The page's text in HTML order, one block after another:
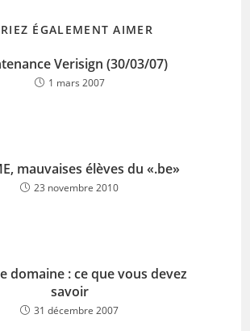
ÉGALEMENT AIMER
Verisign (30/03/07)
1 mars 2007
mauvaises élèves du «.be»
23 novembre 2010
domaine : ce que vous devez
savoir
31 décembre 2007